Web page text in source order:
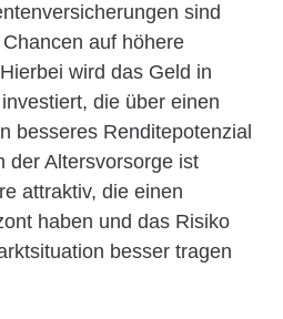
sind
auf höhere
wird das Geld in
die über einen
besseres Renditepotenzial
der Altersvorsorge ist
attraktiv, die einen
haben und das Risiko
besser tragen